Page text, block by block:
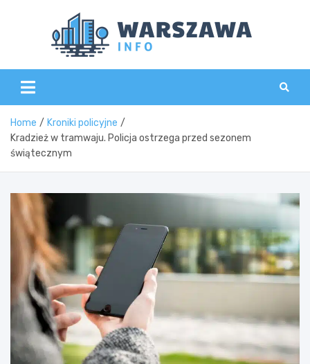
Home
Kroniki policyjne
Kradzież w tramwaju. Policja ostrzega przed sezonem
świątecznym